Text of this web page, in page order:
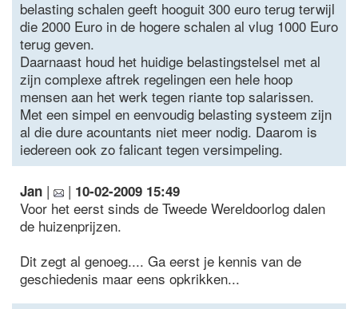
belasting schalen geeft hooguit 300 euro terug terwijl
die 2000 Euro in de hogere schalen al vlug 1000 Euro
terug geven.
Daarnaast houd het huidige belastingstelsel met al
zijn complexe aftrek regelingen een hele hoop
mensen aan het werk tegen riante top salarissen.
Met een simpel en eenvoudig belasting systeem zijn
al die dure acountants niet meer nodig. Daarom is
iedereen ook zo falicant tegen versimpeling.
Jan | | 10-02-2009 15:49
Voor het eerst sinds de Tweede Wereldoorlog dalen
de huizenprijzen.
Dit zegt al genoeg.... Ga eerst je kennis van de
geschiedenis maar eens opkrikken...